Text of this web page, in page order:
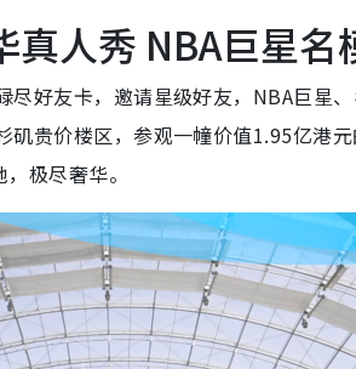
真人秀 NBA巨星
好友卡，邀请星级好友，NBA巨星
贵价楼区，参观一幢价值1.95亿港
极尽奢华。